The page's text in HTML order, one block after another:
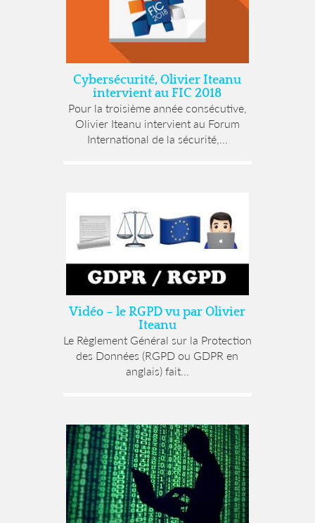
Cybersécurité, Olivier Iteanu
intervient au FIC 2018
Pour la troisième année consécutive,
Olivier Iteanu intervient au Forum
International de la sécurité,...
Vidéo – le RGPD vu par Olivier
Iteanu
Le Règlement Général sur la Protection
des Données (RGPD ou GDPR en
anglais) fait...